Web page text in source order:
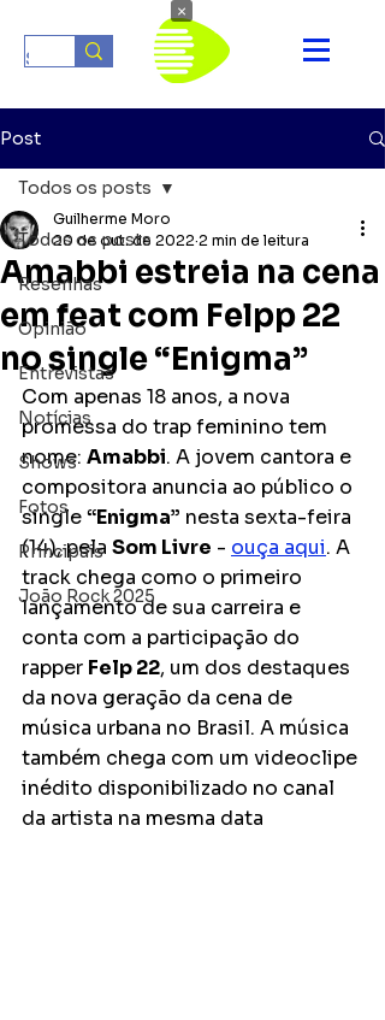
Post
Todos os posts
Resenhas
Opinião
Entrevistas
Notícias
Shows
Fotos
Principais
João Rock 2025
Todos os posts
Amabbi estreia na cena
em feat com Felpp 22
no single “Enigma”
Guilherme Moro
20 de out. de 2022 2 min de leitura
Com apenas 18 anos, a nova
promessa do trap feminino tem
nome: Amabbi. A jovem cantora e
compositora anuncia ao público o
single “Enigma” nesta sexta-feira
(14), pela Som Livre - ouça aqui. A
track chega como o primeiro
lançamento de sua carreira e
conta com a participação do
rapper Felp 22, um dos destaques
da nova geração da cena de
música urbana no Brasil. A música
também chega com um videoclipe
inédito disponibilizado no canal
da artista na mesma data
×